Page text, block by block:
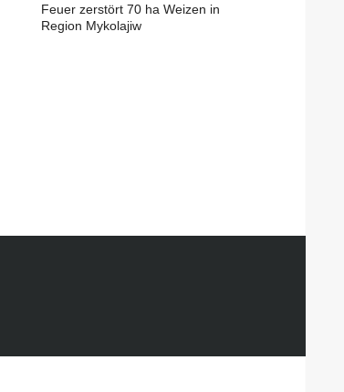
Feuer zerstört 70 ha Weizen in
Region Mykolajiw